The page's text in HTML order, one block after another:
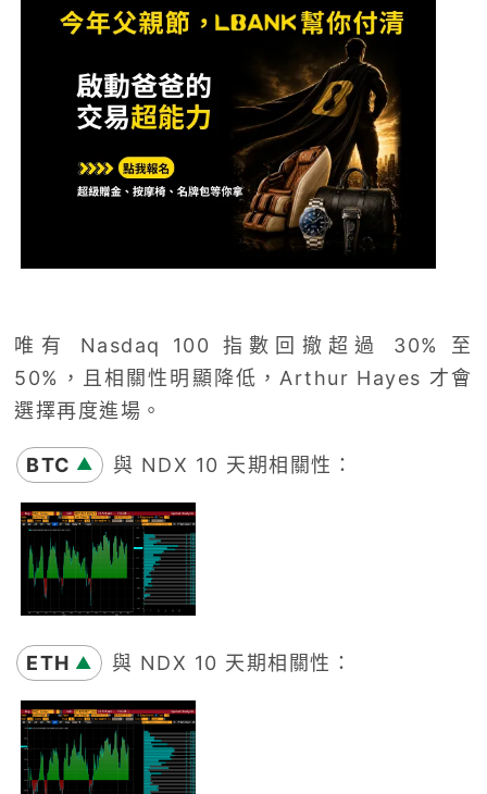
唯有 Nasdaq 100 指數回撤超過 30% 至
50%，且相關性明顯降低，Arthur Hayes 才會
選擇再度進場。
BTC ▲ 與 NDX 10 天期相關性：
ETH ▲ 與 NDX 10 天期相關性：